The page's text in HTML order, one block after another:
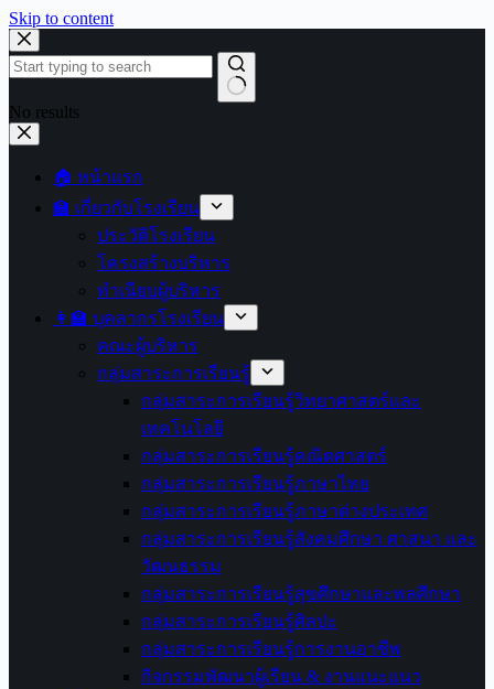
Skip to content
No results
🏠 หน้าแรก
🏫 เกี่ยวกับโรงเรียน
ประวัติโรงเรียน
โครงสร้างบริหาร
ทำเนียบผู้บริหาร
👩‍🏫 บุคลากรโรงเรียน
คณะผู้บริหาร
กลุ่มสาระการเรียนรู้
กลุ่มสาระการเรียนรู้วิทยาศาสตร์และ
เทคโนโลยี
กลุ่มสาระการเรียนรู้คณิตศาสตร์
กลุ่มสาระการเรียนรู้ภาษาไทย
กลุ่มสาระการเรียนรู้ภาษาต่างประเทศ
กลุ่มสาระการเรียนรู้สังคมศึกษา ศาสนา และ
วัฒนธรรม
กลุ่มสาระการเรียนรู้สุขศึกษาและพลศึกษา
กลุ่มสาระการเรียนรู้ศิลปะ
กลุ่มสาระการเรียนรู้การงานอาชีพ
กิจกรรมพัฒนาผู้เรียน & งานแนะแนว